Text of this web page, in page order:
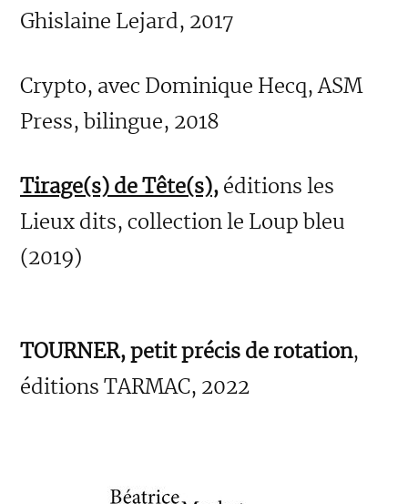
Ghislaine Lejard, 2017
Crypto, avec Dominique Hecq, ASM
Press, bilingue, 2018
Tirage(s) de Tête(s), éditions les
Lieux dits, collection le Loup bleu
(2019)
TOURNER, petit précis de rotation,
éditions TARMAC, 2022